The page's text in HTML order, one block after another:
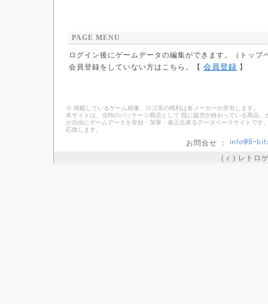
PAGE MENU
ログイン後にゲームデータの編集ができます。（トッ
会員登録をしていない方はこちら。【 会員登録 】
※ 掲載しているゲーム画像、ロゴ等の権利は各メーカーが所有します。
本サイトは、当時のパッケージ商品として 既に販売が終わっている商品
が自由にゲームデータを登録・加筆・修正出来るデータベースサイトで
応致します。
お問合せ ：
( c ) レトロ